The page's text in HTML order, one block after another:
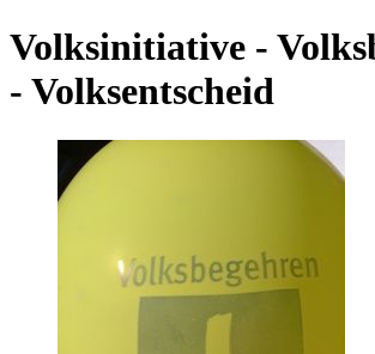
Volksinitiative -
- Volksentscheid